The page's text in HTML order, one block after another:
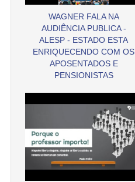
WAGNER FALA NA
AUDIÊNCIA PUBLICA -
ALESP - ESTADO ESTA
ENRIQUECENDO COM OS
APOSENTADOS E
PENSIONISTAS